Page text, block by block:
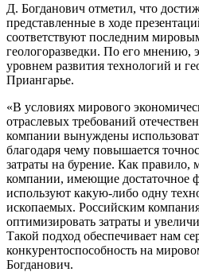
Д. Богданович отметил, что
представленные в ходе
соответствуют последним
геологоразведки. По его мнению,
уровнем развития технологий и
Приангарье.
«В условиях мирового
отраслевых требований
компании вынуждены
благодаря чему повышается
затраты на бурение. Как правило,
компании, имеющие достаточное
используют какую-либо одну
ископаемых. Российским
оптимизировать затраты и
Такой подход обеспечивает нам
конкурентоспособность на
Богданович.